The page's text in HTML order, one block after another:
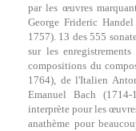
par les œuvres
George Frideric
1757). 13 des 555
sur les
compositions du
1764), de l'Italien
Emanuel Bach
interprète pour les
anathème pour